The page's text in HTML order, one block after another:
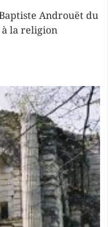
Androuët du
la religion